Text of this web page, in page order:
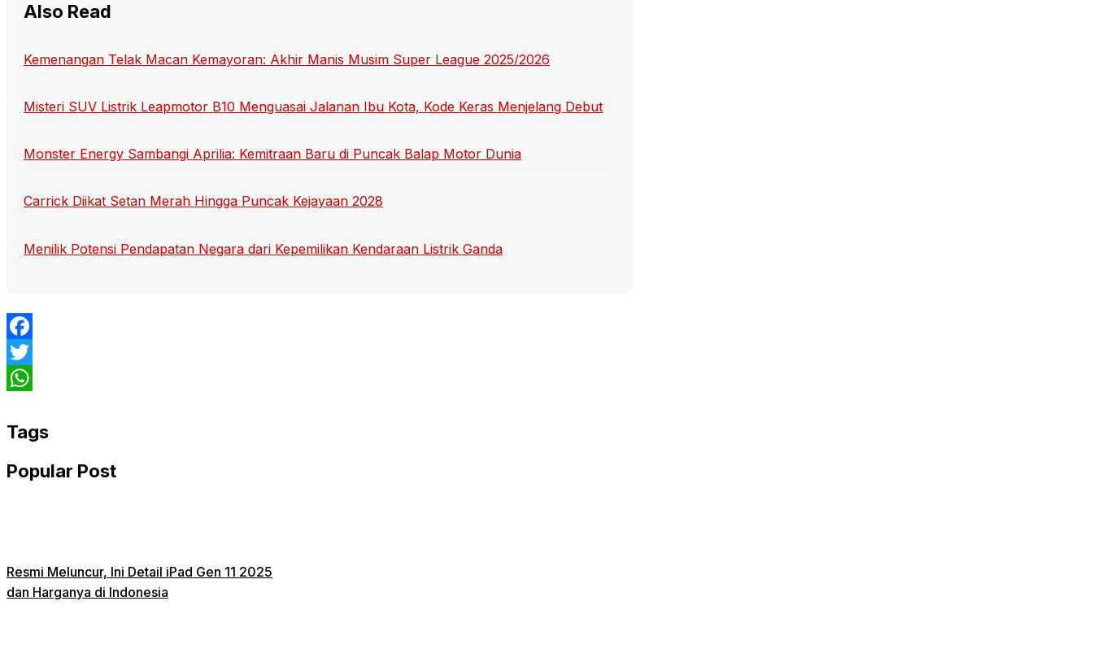
Also Read
Kemenangan Telak Macan Kemayoran: Akhir Manis Musim Super League 2025/2026
Misteri SUV Listrik Leapmotor B10 Menguasai Jalanan Ibu Kota, Kode Keras Menjelang Debut
Monster Energy Sambangi Aprilia: Kemitraan Baru di Puncak Balap Motor Dunia
Carrick Diikat Setan Merah Hingga Puncak Kejayaan 2028
Menilik Potensi Pendapatan Negara dari Kepemilikan Kendaraan Listrik Ganda
Facebook
Twitter
Tags
Popular Post
Resmi Meluncur, Ini Detail iPad Gen 11 2025
dan Harganya di Indonesia